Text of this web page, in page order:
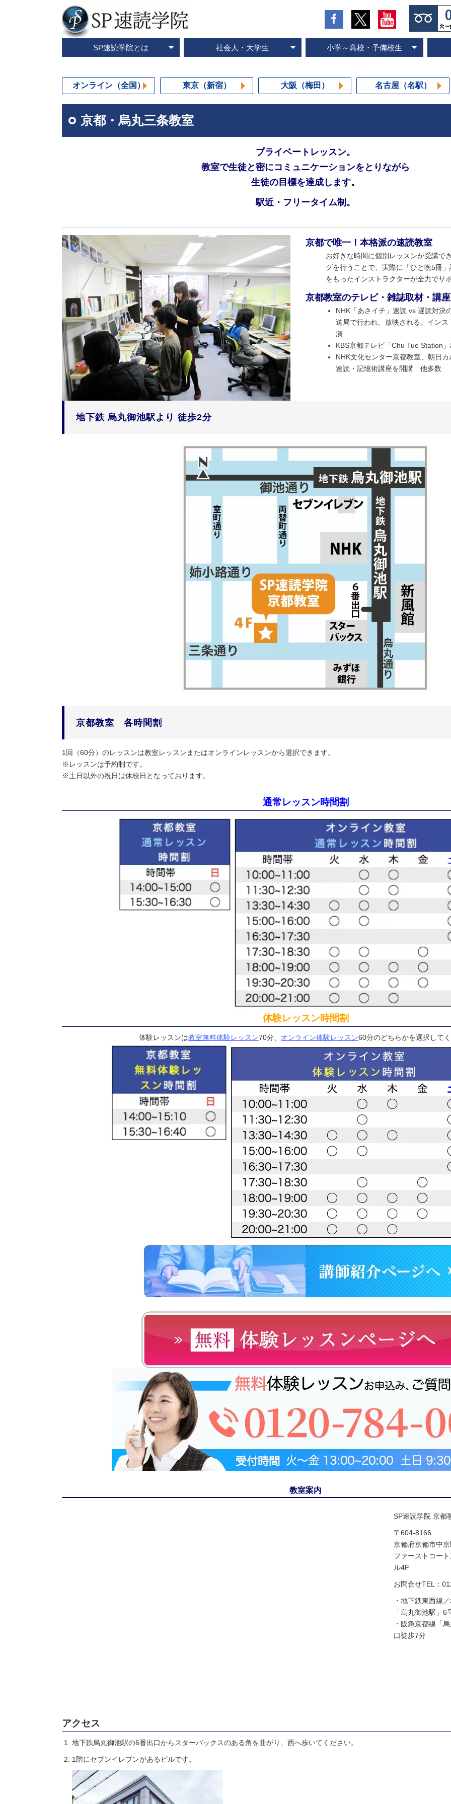
SP速読学院とは 社会人・大学生 小学～高校・予備校生
オンライン（全国） 東京（新宿） 大阪（梅田） 名古屋（名駅）
京都・烏丸三条教室
プライベートレッスン。
教室で生徒と密にコミュニケーションをとりながら
生徒の目標を達成します。
駅近・フリータイム制。
京都で唯一！本格派の速読教室
お好きな時間に個別レッスンが受講で
グを行うことで、実際に「ひと晩5冊
をもったインストラクターが全力でサ
京都教室のテレビ・雑誌取材・講
NHK「あさイチ」速読 vs 遅読対決
送局で行われ、放映される。イン
演
KBS京都テレビ「Chu Tue Station
NHK文化センター京都教室、朝日
速読・記憶術講座を開講 他多数
地下鉄 烏丸御池駅より 徒歩2分
京都教室 各時間割
1回（60分）のレッスンは教室レッスンまたはオンラインレッスンから選択できます。
※レッスンは予約制です。
※土日以外の祝日は休校日となっております。
通常レッスン時間割
体験レッスン時間割
体験レッスンは教室無料体験レッスン70分、 オンライン体験レッスン60分のどちらかを選択して
教室案内
SP速読学院 京都
〒604-8166
京都府京都市中
ファーストコー
ル4F
お問合せTEL：
・地下鉄東西線
「烏丸御池駅」
・阪急京都線「
口徒歩7分
アクセス
地下鉄烏丸御池駅の6番出口からスターバックスのある角を曲がり、西へ歩いてください。
1階にセブンイレブンがあるビルです。